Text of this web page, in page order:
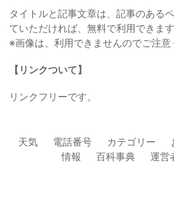
タイトルと記事文章は、記事のある
ていただければ、無料で利用できます
※画像は、利用できませんのでご注意
【リンクついて】
リンクフリーです。
天気 電話番号 カテゴリー
情報
百科事典 運営